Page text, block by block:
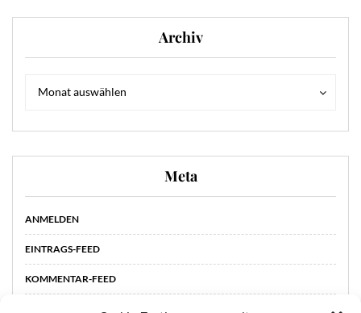
Archiv
Monat auswählen
Meta
ANMELDEN
EINTRAGS-FEED
KOMMENTAR-FEED